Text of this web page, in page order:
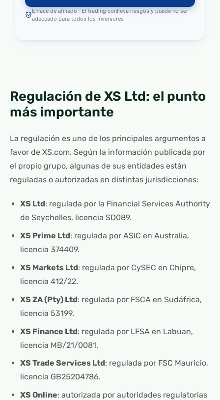
Enlace de afiliado · El trading conlleva riesgos y puede no ser
adecuado para todos los inversores
Regulación de XS Ltd: el punto
más importante
La regulación es uno de los principales argumentos a
favor de XS.com. Según la información publicada por
el propio grupo, algunas de sus entidades están
reguladas o autorizadas en distintas jurisdicciones:
XS Ltd: regulada por la Financial Services Authority
de Seychelles, licencia SD089.
XS Prime Ltd: regulada por ASIC en Australia,
licencia 374409.
XS Markets Ltd: regulada por CySEC en Chipre,
licencia 412/22.
XS ZA (Pty) Ltd: regulada por FSCA en Sudáfrica,
licencia 53199.
XS Finance Ltd: regulada por LFSA en Labuan,
licencia MB/21/0081.
XS Trade Services Ltd: regulada por FSC Mauricio,
licencia GB25204786.
XS Online: autorizada por autoridades regulatorias